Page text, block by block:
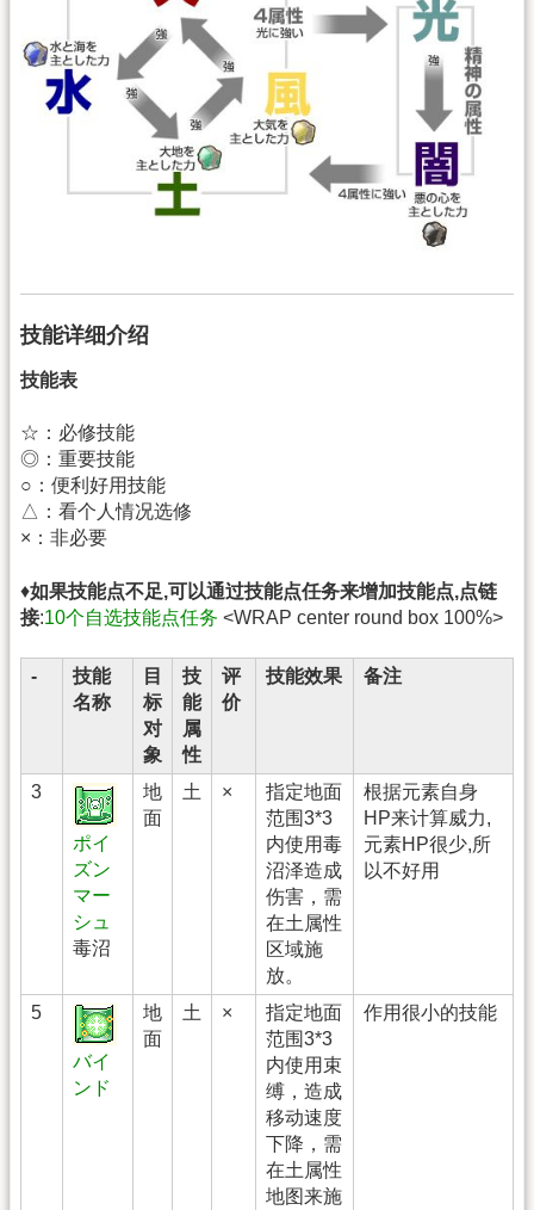
技能详细介绍
技能表
☆：必修技能
◎：重要技能
○：便利好用技能
△：看个人情况选修
×：非必要
♦如果技能点不足,可以通过技能点任务来增加技能点,点链
接:10个自选技能点任务 <WRAP center round box 100%>
-
技能
名称
目
标
对
象
技
能
属
性
评
价
技能效果 备注
3
ポイ
ズン
マー
シュ
毒沼
地
面
土 ×
指定地面
范围3*3
内使用毒
沼泽造成
伤害，需
在土属性
区域施
放。
根据元素自身
HP来计算威力,
元素HP很少,所
以不好用
5
バイ
ンド
地
面
土 ×
指定地面
范围3*3
内使用束
缚，造成
移动速度
下降，需
在土属性
地图来施
作用很小的技能